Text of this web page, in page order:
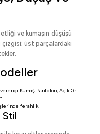
ve kumaşın düşüşü
üst parçalardaki
Kumaş Pantolon, Açık Gri
ferahlık.
Stil